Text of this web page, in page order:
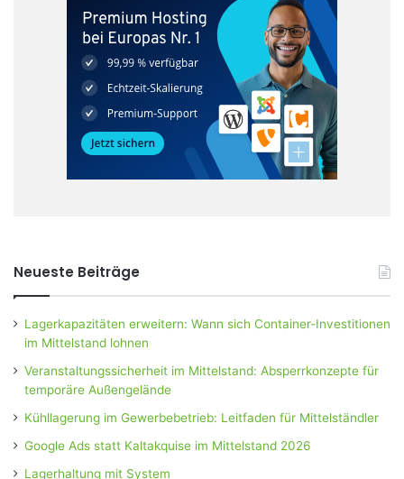
Neueste Beiträge
Lagerkapazitäten erweitern: Wann sich Container-Investitionen
im Mittelstand lohnen
Veranstaltungssicherheit im Mittelstand: Absperrkonzepte für
temporäre Außengelände
Kühllagerung im Gewerbebetrieb: Leitfaden für Mittelständler
Google Ads statt Kaltakquise im Mittelstand 2026
Lagerhaltung mit System